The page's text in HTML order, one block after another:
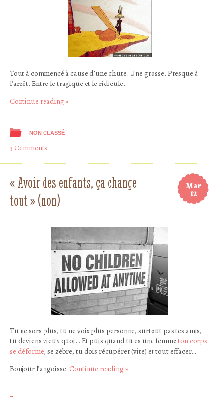
Tout à commencé à cause d’une chute. Une grosse. Presque à
l’arrêt. Entre le tragique et le ridicule.
Continue reading»
NON CLASSÉ
3 Comments
Mar
12
« Avoir des enfants, ça change
tout » (non)
Tu ne sors plus, tu ne vois plus personne, surtout pas tes amis,
tu deviens vieux quoi… Et puis quand tu es une femme ton corps
se déforme, se zèbre, tu dois récupérer (vite) et tout effacer…
Bonjour l’angoisse. Continue reading»